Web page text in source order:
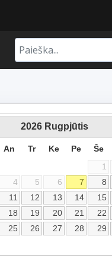
2026 Rugpjūtis
An Tr Ke Pe Še
1
4 5 6 7 8
11 12 13 14 15
18 19 20 21 22
25 26 27 28 29